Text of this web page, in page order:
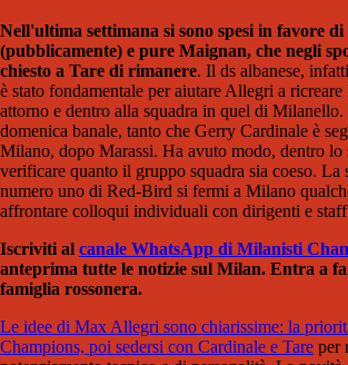
Nell'ultima settimana si sono spesi in favore
(pubblicamente) e pure Maignan, che negli
chiesto a Tare di rimanere. Il ds albanese,
è stato fondamentale per aiutare Allegri a
attorno e dentro alla squadra in quel di Milanello.
domenica banale, tanto che Gerry Cardinale è
Milano, dopo Marassi. Ha avuto modo, dentro lo
verificare quanto il gruppo squadra sia coeso. La
numero uno di Red-Bird si fermi a Milano
affrontare colloqui individuali con dirigenti e
Iscriviti al canale WhatsApp di Milanisti
anteprima tutte le notizie sul Milan. Entra a
famiglia rossonera.
Le idee di Max Allegri sono chiarissime: la
Champions, poi sedersi con Cardinale e Tare per